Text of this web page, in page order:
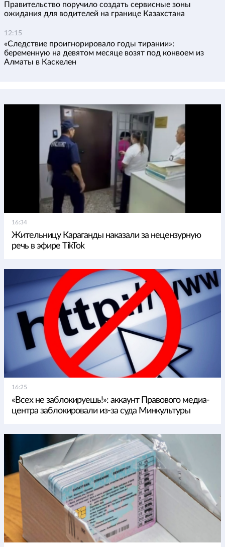
Правительство поручило создать сервисные зоны
ожидания для водителей на границе Казахстана
12:15
«Следствие проигнорировало годы тирании»:
беременную на девятом месяце возят под конвоем из
Алматы в Каскелен
16:34
Жительницу Караганды наказали за нецензурную
речь в эфире TikTok
16:25
«Всех не заблокируешь!»: аккаунт Правового медиа-
центра заблокировали из-за суда Минкультуры